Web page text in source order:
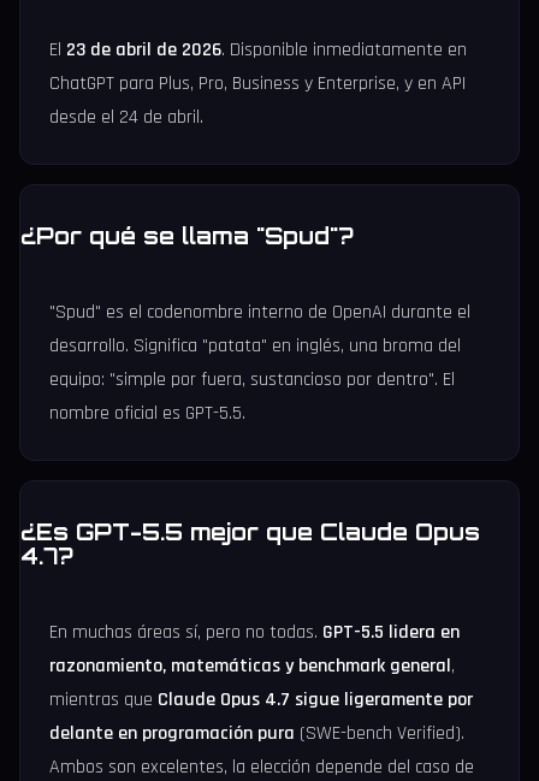
El 23 de abril de 2026. Disponible inmediatamente en
ChatGPT para Plus, Pro, Business y Enterprise, y en API
desde el 24 de abril.
¿Por qué se llama "Spud"?
"Spud" es el codenombre interno de OpenAI durante el
desarrollo. Significa "patata" en inglés, una broma del
equipo: "simple por fuera, sustancioso por dentro". El
nombre oficial es GPT-5.5.
¿Es GPT-5.5 mejor que Claude Opus
4.7?
En muchas áreas sí, pero no todas. GPT-5.5 lidera en
razonamiento, matemáticas y benchmark general,
mientras que Claude Opus 4.7 sigue ligeramente por
delante en programación pura (SWE-bench Verified).
Ambos son excelentes, la elección depende del caso de